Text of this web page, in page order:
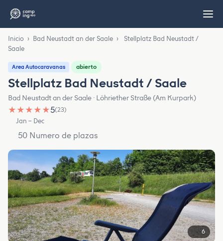
Inicio › Bad Neustadt an der Saale ›
Stellplatz Bad Neustadt /
Saale
Area Autocaravanas abierto
Stellplatz Bad Neustadt / Saale
Bad Neustadt an der Saale · Löhriether Straße (Am Kurpark)
★ ★ ★ ★ ★5(23)
Jan – Dec
50 Numero de plazas
6